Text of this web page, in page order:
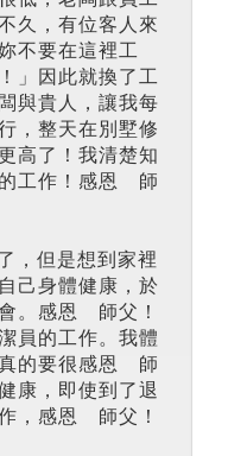
久，有位客人來
不要在這裡工
」因此就換了工
與貴人，讓我每
，整天在別墅修
高了！我清楚知
工作！感恩 師
但是想到家裡
己身體健康，於
。感恩 師父！
員的工作。我體
的要很感恩 師
康，即使到了退
，感恩 師父！